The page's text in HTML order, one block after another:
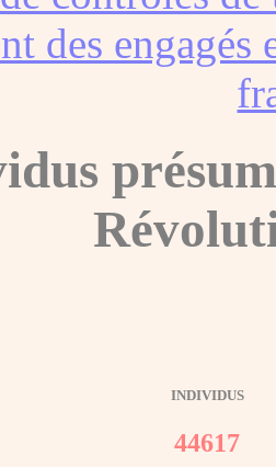
des
INDIVIDUS
44617